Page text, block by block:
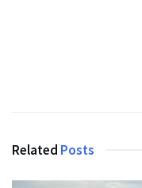
Related Posts